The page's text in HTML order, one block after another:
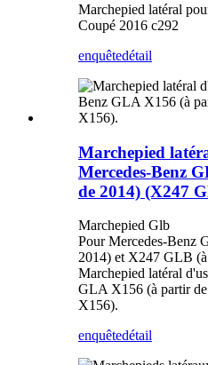
Marchepied latéral
Coupé 2016 c292
enquêtedétail
Marchepied
Mercedes-Benz
de 2014) (X247
Marchepied Glb
Pour Mercedes-Benz
2014) et X247 GLB
Marchepied latéral
GLA X156 (à partir
X156).
enquêtedétail